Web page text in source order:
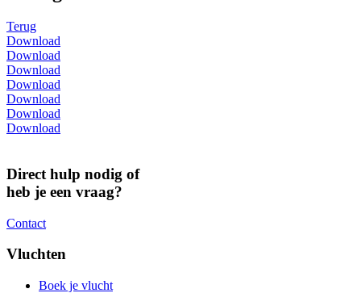
Terug
Download
Download
Download
Download
Download
Download
Download
Direct hulp nodig of
heb je een vraag?
Contact
Vluchten
Boek je vlucht